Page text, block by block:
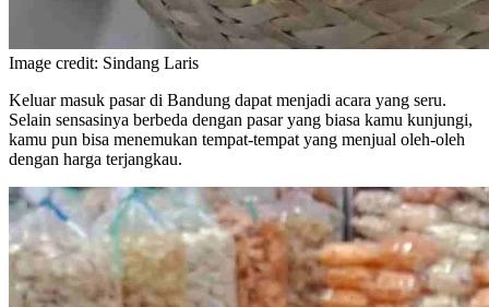
Image credit: Sindang Laris
Keluar masuk pasar di Bandung dapat menjadi acara yang seru.
Selain sensasinya berbeda dengan pasar yang biasa kamu kunjungi,
kamu pun bisa menemukan tempat-tempat yang menjual oleh-oleh
dengan harga terjangkau.